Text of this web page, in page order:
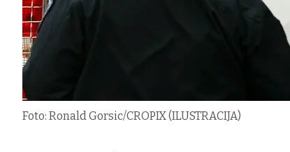
Foto: Ronald Gorsic/CROPIX (ILUSTRACIJA)